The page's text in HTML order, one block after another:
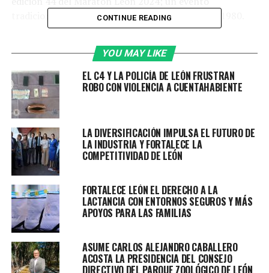
tradicional y con mucha historia que data desde 1980.
importancia de este evento no solo por la tradición sino
también porque León le apuesta al deporte para hacer
la diferencia y cambiar vidas.
“Representa nuestra ciudad, la fuerza, la valentía y
la entereza, para mí es un orgullo representar a
León, una ciudad que representa el deporte”.
El Maratón León 2024 se llevará a cabo el domingo 22
de septiembre y habrá 3 categorías: 10k, 21k y 42
kilómetros.
En las tres distancias el punto de partida y también la
meta será en el Distrito León MX, sin embargo, a lo
largo del recorrido, los participantes pasarán por
distintos puntos emblemáticos de la ciudad, por lo que
CONTINUE READING
YOU MAY LIKE
EL C4 Y LA POLICÍA DE LEÓN FRUSTRAN
ROBO CON VIOLENCIA A CUENTAHABIENTE
LA DIVERSIFICACIÓN IMPULSA EL FUTURO DE
LA INDUSTRIA Y FORTALECE LA
COMPETITIVIDAD DE LEÓN
FORTALECE LEÓN EL DERECHO A LA
LACTANCIA CON ENTORNOS SEGUROS Y MÁS
APOYOS PARA LAS FAMILIAS
ASUME CARLOS ALEJANDRO CABALLERO
ACOSTA LA PRESIDENCIA DEL CONSEJO